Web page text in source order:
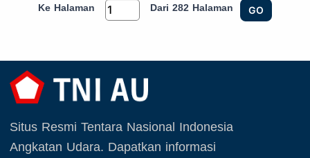
Ke Halaman Dari 282 Halaman GO
Situs Resmi Tentara Nasional Indonesia
Angkatan Udara. Dapatkan informasi